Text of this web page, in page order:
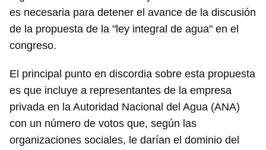
es necesaria para detener el avance de la discusión
de la propuesta de la "ley integral de agua" en el
congreso.
El principal punto en discordia sobre esta propuesta
es que incluye a representantes de la empresa
privada en la Autoridad Nacional del Agua (ANA)
con un número de votos que, según las
organizaciones sociales, le darían el dominio del